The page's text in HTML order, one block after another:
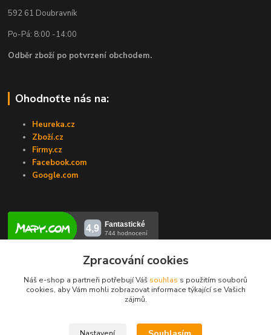
592 61 Doubravník
Po-Pá: 8:00 -14:00
Odběr zboží po potvrzení obchodem.
Ohodnoťte nás na:
Heureka.cz
Zboží.cz
Firmy.cz
Facebook.com
Google.com
Kontakty
Zpracování cookies
Náš e-shop a partneři potřebují Váš souhlas s použitím souborů
cookies, aby Vám mohli zobrazovat informace týkající se Vašich
zájmů.